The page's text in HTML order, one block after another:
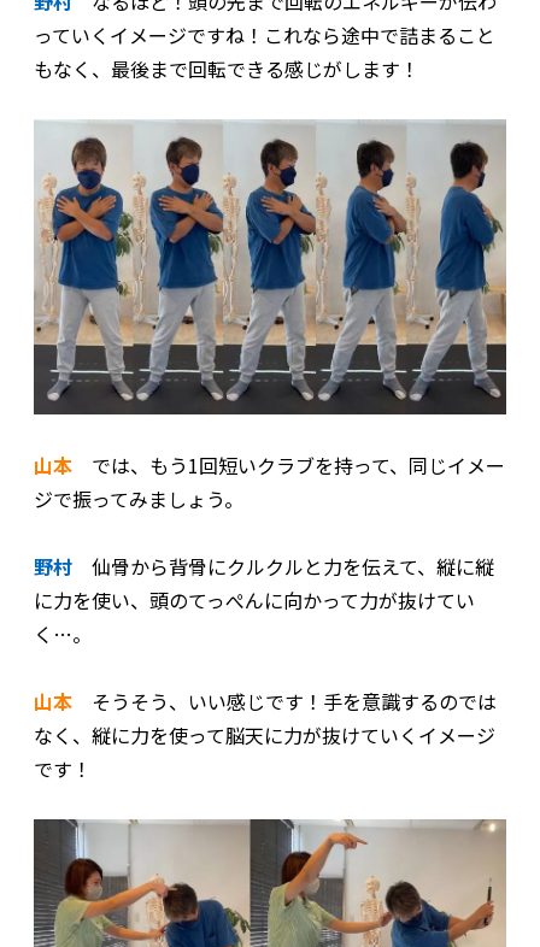
っていくイメージですね！これなら途中で詰まること
もなく、最後まで回転できる感じがします！
山本 では、もう1回短いクラブを持って、同じイメー
ジで振ってみましょう。
野村 仙骨から背骨にクルクルと力を伝えて、縦に縦
に力を使い、頭のてっぺんに向かって力が抜けてい
く…。
山本 そうそう、いい感じです！手を意識するのでは
なく、縦に力を使って脳天に力が抜けていくイメージ
です！